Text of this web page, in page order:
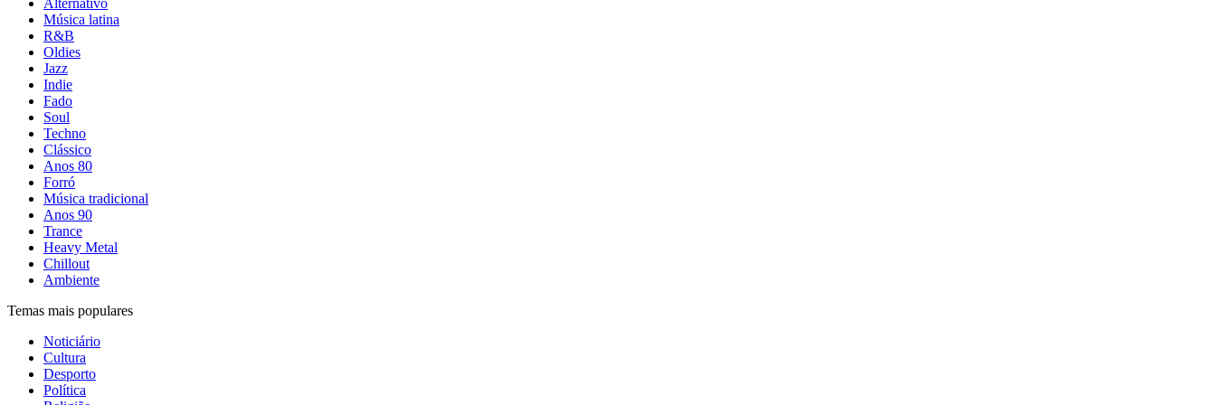
Alternativo
Música latina
R&B
Oldies
Jazz
Indie
Fado
Soul
Techno
Clássico
Anos 80
Forró
Música tradicional
Anos 90
Trance
Heavy Metal
Chillout
Ambiente
Temas mais populares
Noticiário
Cultura
Desporto
Política